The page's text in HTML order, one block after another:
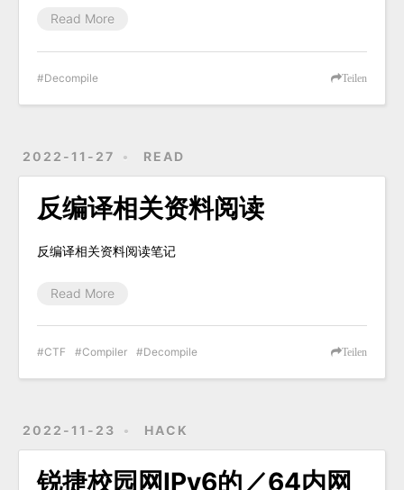
Read More
Teilen
Decompile
2022-11-27 READ
反编译相关资料阅读
反编译相关资料阅读笔记
Read More
Teilen
CTF Compiler Decompile
2022-11-23 HACK
锐捷校园网IPv6的／64内网